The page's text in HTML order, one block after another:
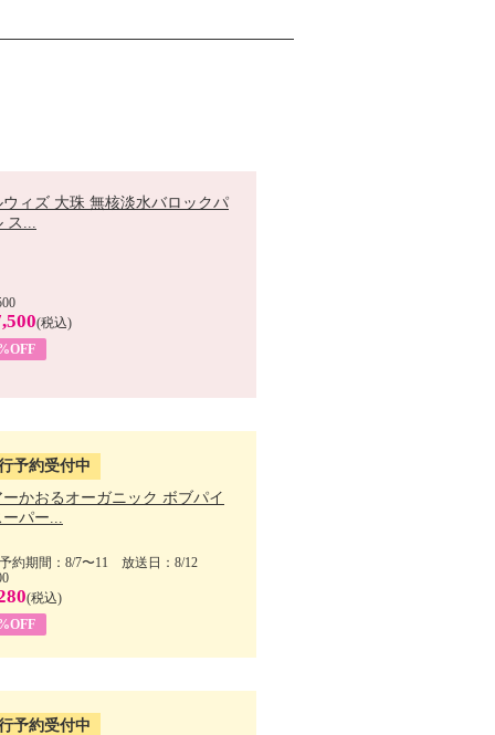
ウィズ 大珠 無核淡水バロックパ
ス...
(税込)
予約受付中
ーかおるオーガニック ボブパイ
ーパー...
約期間：8/7〜11 放送日：8/12
(税込)
予約受付中